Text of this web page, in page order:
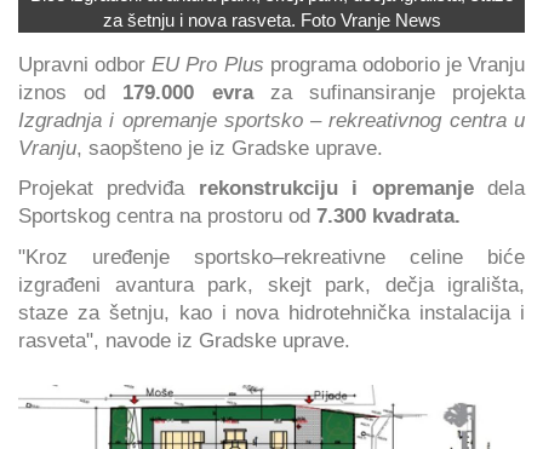
za šetnju i nova rasveta. Foto Vranje News
Upravni odborEU Pro Plus programa odoborio je Vranju
iznos od 179.000 evraza sufinansiranje projekta
Izgradnja i opremanje sportsko – rekreativnog centra u
Vranju, saopšteno je iz Gradske uprave.
Projekat predviđa rekonstrukciju i opremanjedela
Sportskog centra na prostoru od 7.300 kvadrata.
"Kroz uređenje sportsko–rekreativne celine biće
izgrađeni avantura park, skejt park, dečja igrališta,
staze za šetnju, kao i nova hidrotehnička instalacija i
rasveta", navode iz Gradske uprave.